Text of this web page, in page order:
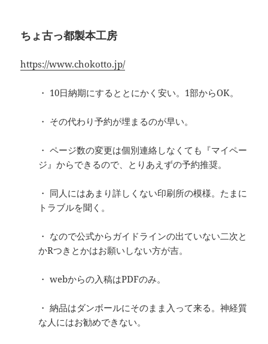
ちょ古っ都製本工房
https://www.chokotto.jp/
・ 10日納期にするととにかく安い。1部からOK。
・ その代わり予約が埋まるのが早い。
・ ページ数の変更は個別連絡しなくても『マイペー
ジ』からできるので、とりあえずの予約推奨。
・ 同人にはあまり詳しくない印刷所の模様。たまに
トラブルを聞く。
・ なので公式からガイドラインの出ていない二次と
かRつきとかはお願いしない方が吉。
・ webからの入稿はPDFのみ。
・ 納品はダンボールにそのまま入って来る。神経質
な人にはお勧めできない。